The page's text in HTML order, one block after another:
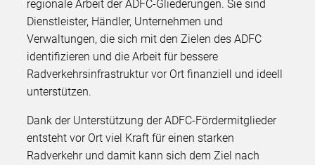
regionale Arbeit der ADFC-Gliederungen. Sie sind
Dienstleister, Händler, Unternehmen und
Verwaltungen, die sich mit den Zielen des ADFC
identifizieren und die Arbeit für bessere
Radverkehrsinfrastruktur vor Ort finanziell und ideell
unterstützen.
Dank der Unterstützung der ADFC-Fördermitglieder
entsteht vor Ort viel Kraft für einen starken
Radverkehr und damit kann sich dem Ziel nach